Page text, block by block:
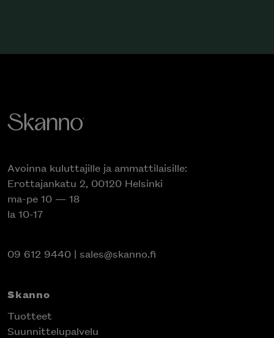
Avoinna kuluttajille ja ammattilaisille:
Erottajankatu 2, 00120 Helsinki
ma-pe 10 — 18
la 10-17
09 612 9440 | sales@skanno.fi
Skanno
Tuotteet
Suunnittelupalvelu